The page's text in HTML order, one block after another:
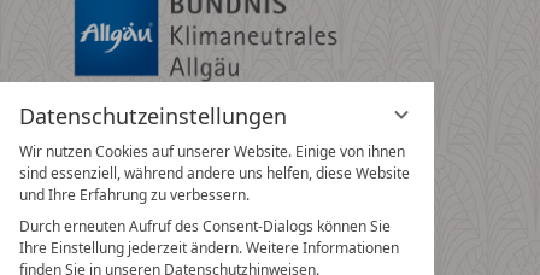
Datenschutzeinstellungen
Wir nutzen Cookies auf unserer Website. Einige von ihnen
sind essenziell, während andere uns helfen, diese Website
und Ihre Erfahrung zu verbessern.
Durch erneuten Aufruf des Consent-Dialogs können Sie
Ihre Einstellung jederzeit ändern. Weitere Informationen
finden Sie in unseren Datenschutzhinweisen.